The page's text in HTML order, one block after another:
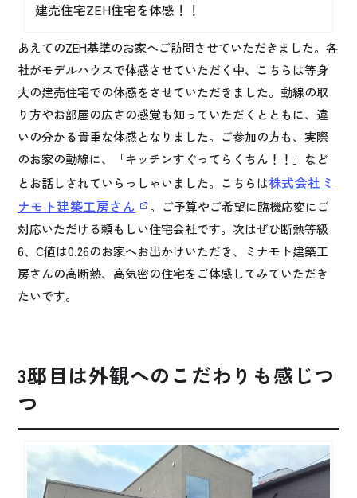
建売住宅ZEH住宅を体感！！
あえてのZEH基準のお家へご訪問させていただきました。各
社がモデルハウスで体感させていただく中、こちらは等身
大の建売住宅での体感をさせていただきました。動線の取
り方やお部屋の広さの感覚も知っていただくとともに、違
いの分かる貴重な体感となりました。ご参加の方も、実際
のお家の動線に、「キッチンすぐってらくちん！！」など
とお話しされていらっしゃいました。こちらは株式会社ミ
ナモト建築工房さん
。ご予算やご希望に臨機応変にご
対応いただける頼もしい住宅会社です。次はぜひ断熱等級
6、C値は0.26のお家へお出かけいただき、ミナモト建築工
房さんの高断熱、高気密の住宅をご体感してみていただき
たいです。
3邸目は外観へのこだわりも感じつ
つ